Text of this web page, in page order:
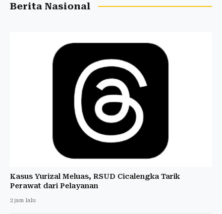
Berita Nasional
Kasus Yurizal Meluas, RSUD Cicalengka Tarik
Perawat dari Pelayanan
2 jam lalu